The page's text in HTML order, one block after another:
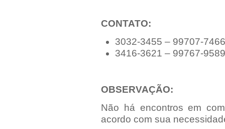
CONTATO:
3032-3455 – 99707-
3416-3621 – 99767-
OBSERVAÇÃO:
Não há encontros em
acordo com sua